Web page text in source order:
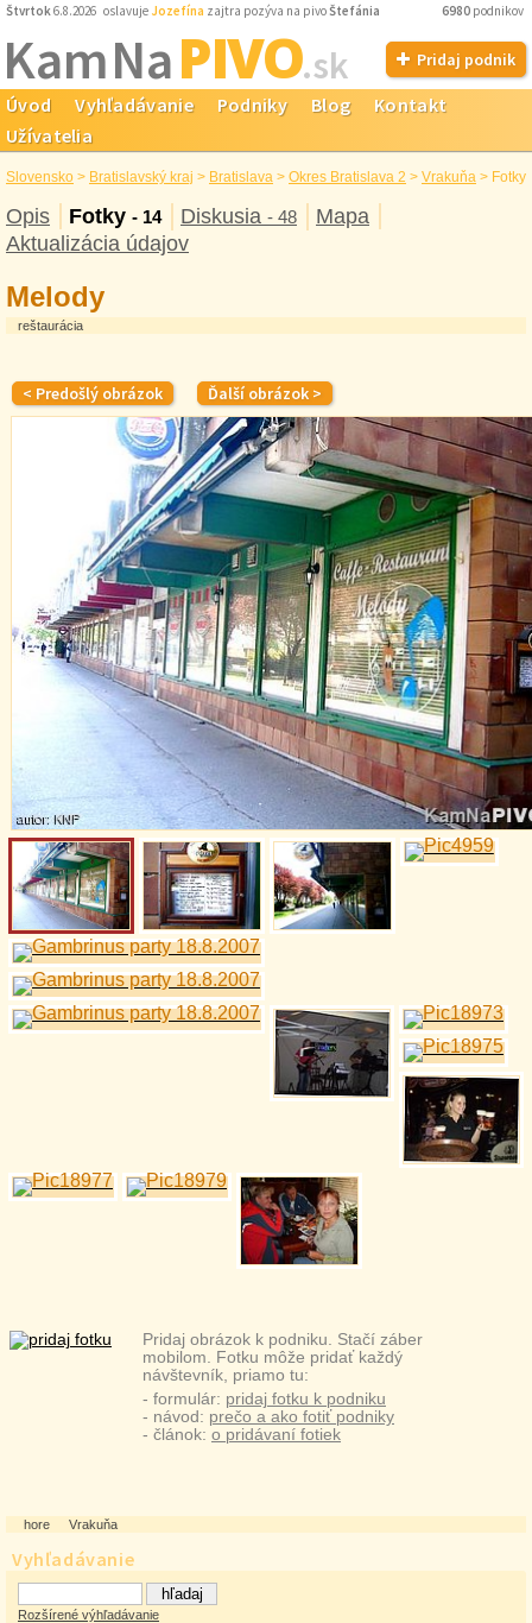
Štvrtok6.8.2026 oslavuje Jozefína zajtra pozýva na pivoŠtefánia 6980 podnikov
Kam NaPIVO.sk Pridaj podnik
Úvod Vyhľadávanie Podniky Blog
Kontakt
Užívatelia
Slovensko > Bratislavský kraj > Bratislava > Okres Bratislava 2 > Vrakuňa > Fotky
Opis Fotky - 14 Diskusia - 48
Mapa
Aktualizácia údajov
Vyhľadávanie
Rozšírené výhľadávanie
Melody
reštaurácia
Pridaj obrázok k podniku. Stačí záber
mobilom. Fotku môže pridať každý
návštevník, priamo tu:
- formulár: pridaj fotku k podniku
- návod: prečo a ako fotiť podniky
- článok: o pridávaní fotiek
hore Vrakuňa